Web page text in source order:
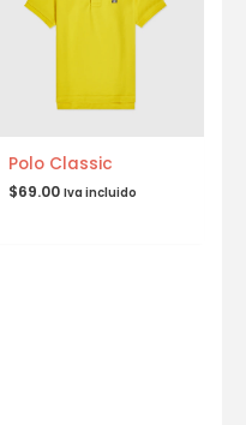
Polo Classic
$69.00 Iva incluido